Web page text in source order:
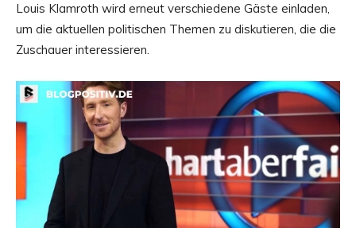
Louis Klamroth wird erneut verschiedene Gäste einladen,
um die aktuellen politischen Themen zu diskutieren, die die
Zuschauer interessieren.